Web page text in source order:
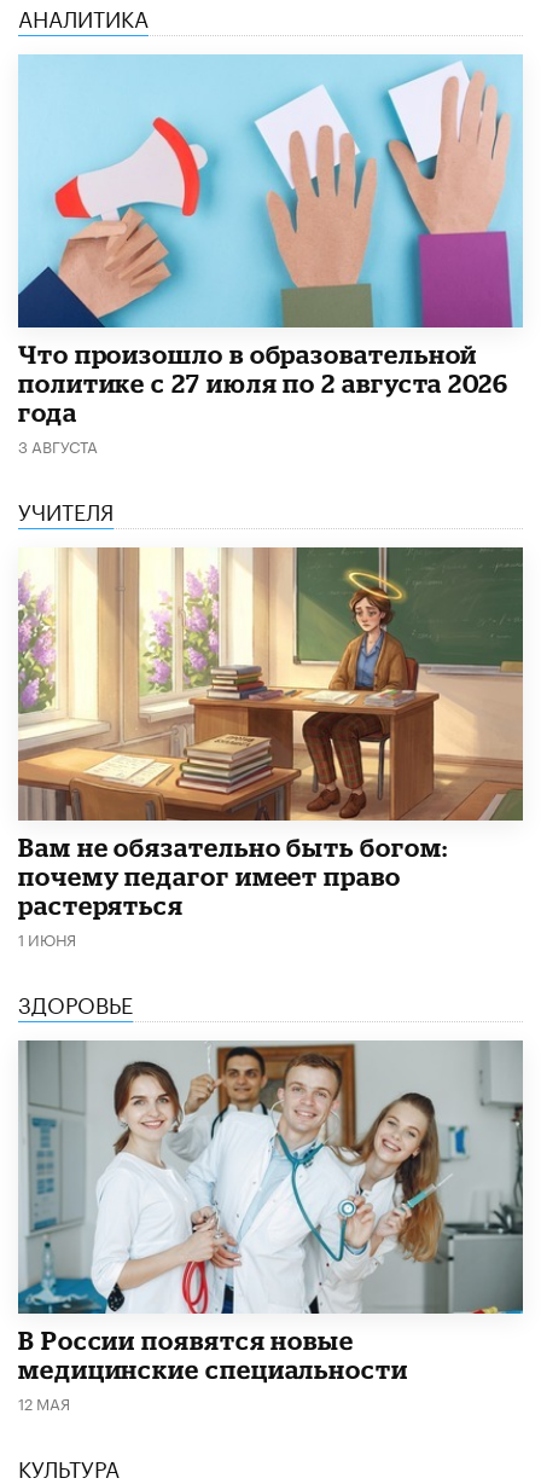
АНАЛИТИКА
​Что произошло в образовательной
политике с 27 июля по 2 августа 2026
года
3 АВГУСТА
УЧИТЕЛЯ
​Вам не обязательно быть богом:
почему педагог имеет право
растеряться
1 ИЮНЯ
ЗДОРОВЬЕ
В России появятся новые
медицинские специальности
12 МАЯ
КУЛЬТУРА